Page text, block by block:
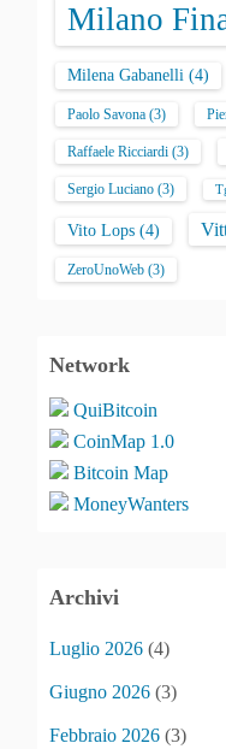
Milano
Milena Gabanelli (4)
Paolo Savona (3)
Raffaele Ricciardi (3)
Sergio Luciano (3)
Vito Lops (4)
ZeroUnoWeb (3)
Network
QuiBitcoin
CoinMap 1.0
Bitcoin Map
MoneyWanters
Archivi
Luglio 2026 (4)
Giugno 2026 (3)
Febbraio 2026 (3)